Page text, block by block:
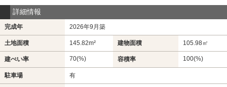
詳細情報
完成年 2026年9月築
土地面積 145.82m² 建物面積 105.98㎡
建ぺい率 70(%) 容積率 100(%)
駐車場 有